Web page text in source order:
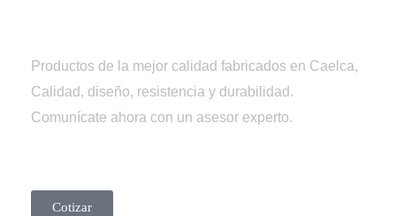
Productos de la mejor calidad fabricados en Caelca,
Calidad, diseño, resistencia y durabilidad.
Comunícate ahora con un asesor experto.
Cotizar